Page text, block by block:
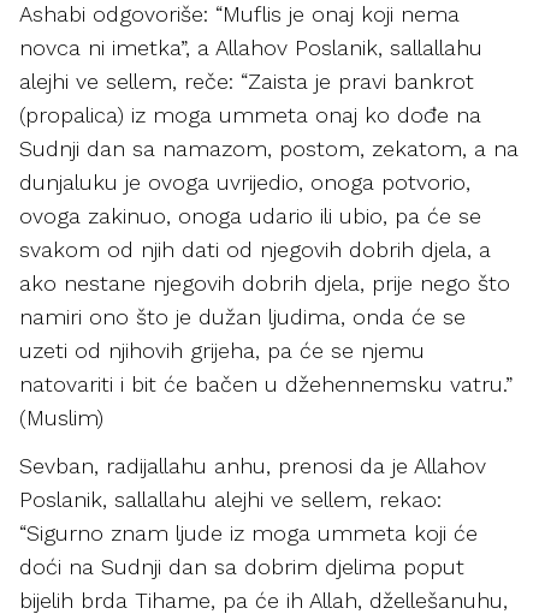
Ashabi odgovoriše: “Muflis je onaj koji nema
novca ni imetka”, a Allahov Poslanik, sallallahu
alejhi ve sellem, reče: “Zaista je pravi bankrot
(propalica) iz moga ummeta onaj ko dođe na
Sudnji dan sa namazom, postom, zekatom, a na
dunjaluku je ovoga uvrijedio, onoga potvorio,
ovoga zakinuo, onoga udario ili ubio, pa će se
svakom od njih dati od njegovih dobrih djela, a
ako nestane njegovih dobrih djela, prije nego što
namiri ono što je dužan ljudima, onda će se
uzeti od njihovih grijeha, pa će se njemu
natovariti i bit će bačen u džehennemsku vatru.”
(Muslim)
Sevban, radijallahu anhu, prenosi da je Allahov
Poslanik, sallallahu alejhi ve sellem, rekao:
“Sigurno znam ljude iz moga ummeta koji će
doći na Sudnji dan sa dobrim djelima poput
bijelih brda Tihame, pa će ih Allah, džellešanuhu,